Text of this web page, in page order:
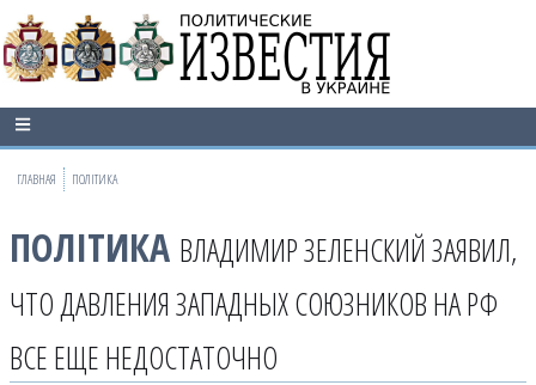
ГЛАВНАЯ ПОЛІТИКА
ПОЛІТИКА ВЛАДИМИР ЗЕЛЕНСКИЙ ЗАЯВИЛ,
ЧТО ДАВЛЕНИЯ ЗАПАДНЫХ СОЮЗНИКОВ НА РФ
ВСЕ ЕЩЕ НЕДОСТАТОЧНО